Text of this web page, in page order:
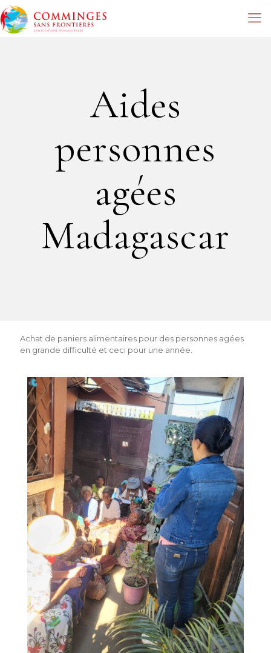
Aides
personnes
agées
Madagascar
Achat de paniers alimentaires pour des personnes agées
en grande difficulté et ceci pour une année.